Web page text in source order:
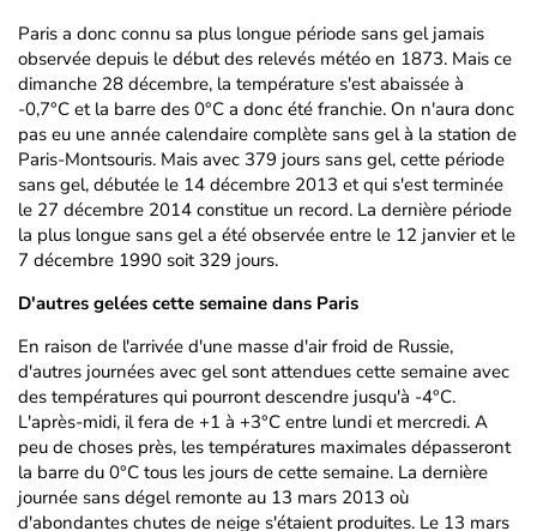
Paris a donc connu sa plus longue période sans gel jamais
observée depuis le début des relevés météo en 1873. Mais ce
dimanche 28 décembre, la température s'est abaissée à
-0,7°C et la barre des 0°C a donc été franchie. On n'aura donc
pas eu une année calendaire complète sans gel à la station de
Paris-Montsouris. Mais avec 379 jours sans gel, cette période
sans gel, débutée le 14 décembre 2013 et qui s'est terminée
le 27 décembre 2014 constitue un record. La dernière période
la plus longue sans gel a été observée entre le 12 janvier et le
7 décembre 1990 soit 329 jours.
D'autres gelées cette semaine dans Paris
En raison de l'arrivée d'une masse d'air froid de Russie,
d'autres journées avec gel sont attendues cette semaine avec
des températures qui pourront descendre jusqu'à -4°C.
L'après-midi, il fera de +1 à +3°C entre lundi et mercredi. A
peu de choses près, les températures maximales dépasseront
la barre du 0°C tous les jours de cette semaine. La dernière
journée sans dégel remonte au 13 mars 2013 où
d'abondantes chutes de neige s'étaient produites. Le 13 mars